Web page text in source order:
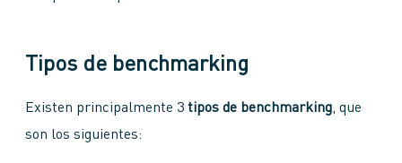
Tipos de benchmarking
Existen principalmente 3 tipos de benchmarking, que
son los siguientes: